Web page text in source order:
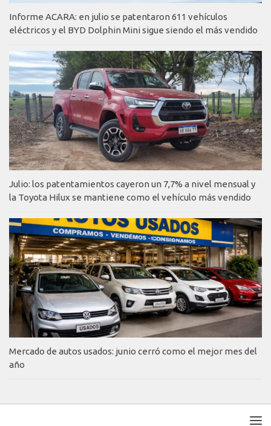
Informe ACARA: en julio se patentaron 611 vehículos
eléctricos y el BYD Dolphin Mini sigue siendo el más vendido
Julio: los patentamientos cayeron un 7,7% a nivel mensual y
la Toyota Hilux se mantiene como el vehículo más vendido
Mercado de autos usados: junio cerró como el mejor mes del
año